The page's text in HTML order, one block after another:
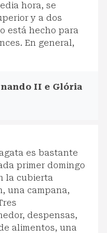
hora, se
y a dos
está hecho para
En general,
II e Glória
es bastante
primer domingo
la cubierta
una campana,
despensas,
alimentos, una